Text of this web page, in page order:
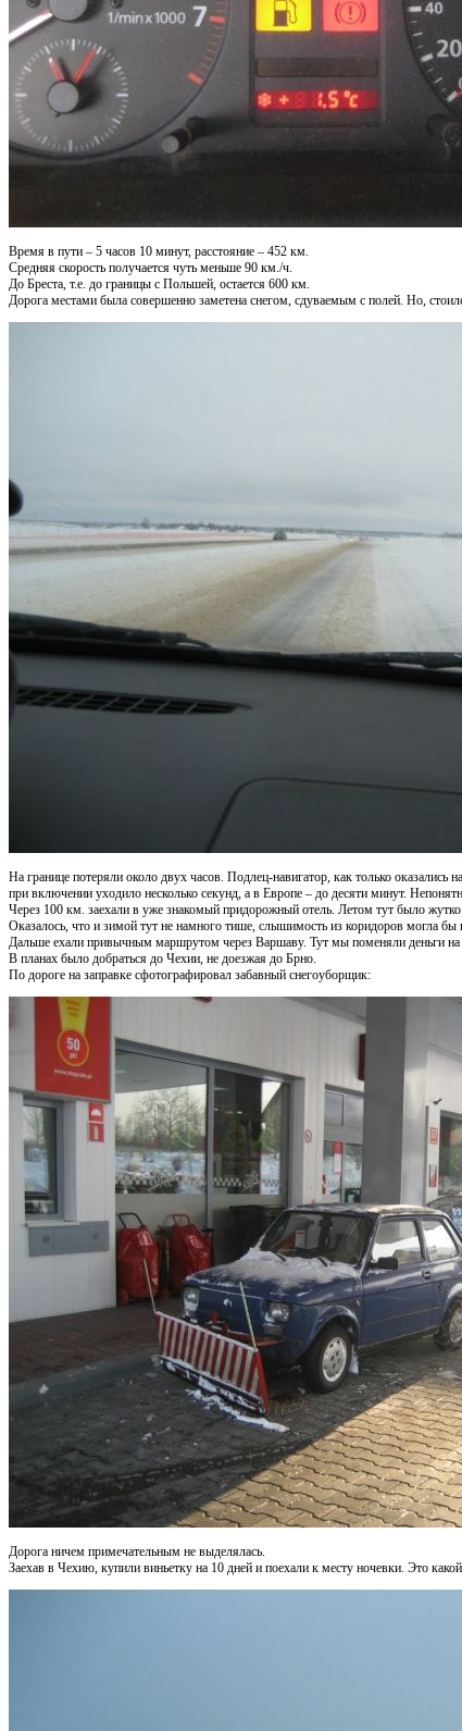
Время в пути – 5 часов 10 минут, расстояние – 452 км.
Средняя скорость получается чуть меньше 90 км./ч.
До Бреста, т.е. до границы с Польшей, остается 600 км.
Дорога местами была совершенно заметена снегом, сдуваемым с полей. Но,
На границе потеряли около двух часов. Подлец-навигатор, как только
при включении уходило несколько секунд, а в Европе – до десяти минут.
Через 100 км. заехали в уже знакомый придорожный отель. Летом тут было
Оказалось, что и зимой тут не намного тише, слышимость из коридоров могла бы
Дальше ехали привычным маршрутом через Варшаву. Тут мы поменяли деньги на
В планах было добраться до Чехии, не доезжая до Брно.
По дороге на заправке сфотографировал забавный снегоуборщик:
Дорога ничем примечательным не выделялась.
Заехав в Чехию, купили виньетку на 10 дней и поехали к месту ночевки. Это